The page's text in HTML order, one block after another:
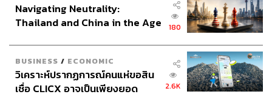
Navigating Neutrality:
Thailand and China in the Age
180
BUSINESS / ECONOMIC
วิเคราะห์ปรากฏการณ์คนแห่ขอสิน
เชื่อ CLICX อาจเป็นเพียงยอด
2.6K